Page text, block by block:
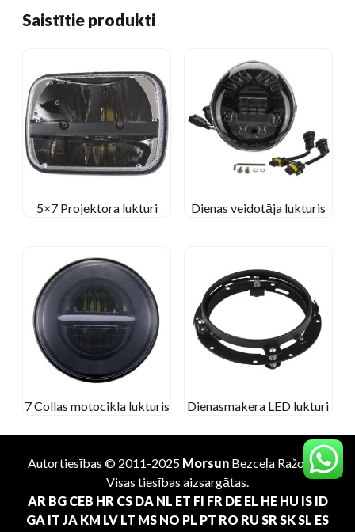
Saistītie produkti
5×7 Projektora lukturi Dienas veidotāja lukturis
7 Collas motocikla lukturis Dienasmakera LED lukturi
Autortiesības © 2011-2025 Morsun Bezceļa Ražotājs.
Visas tiesības aizsargātas.
AR BG CEB HR CS DA NL ET FI FR DE EL HE HU IS ID
GA IT JA KM LV LT MS NO PL PT RO RU SR SKSL ES